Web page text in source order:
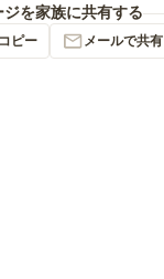
ジを家族に共有する
ピー メールで共有